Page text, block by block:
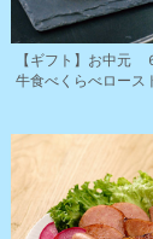
【ギフト】お中元
牛食べくらべロース